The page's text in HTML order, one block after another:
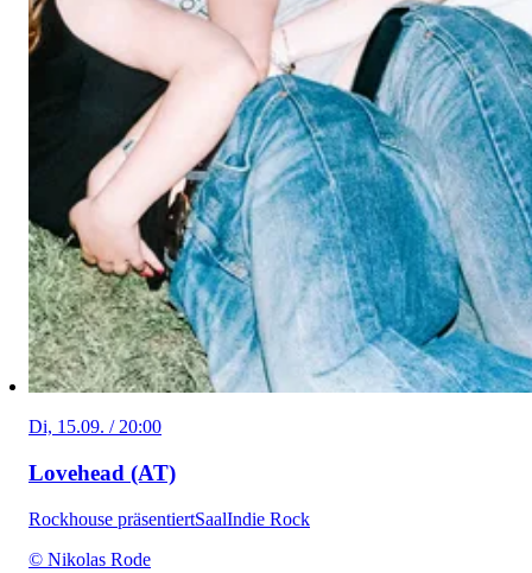
Di, 15.09. / 20:00
Lovehead (AT)
Rockhouse präsentiertSaalIndie Rock
© Nikolas Rode